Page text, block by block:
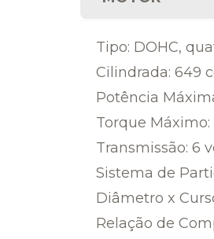
Tipo: DOHC,
Cilindrada: 649
Potência
Torque
Transmissão: 6
Sistema de
Diâmetro x
Relação de